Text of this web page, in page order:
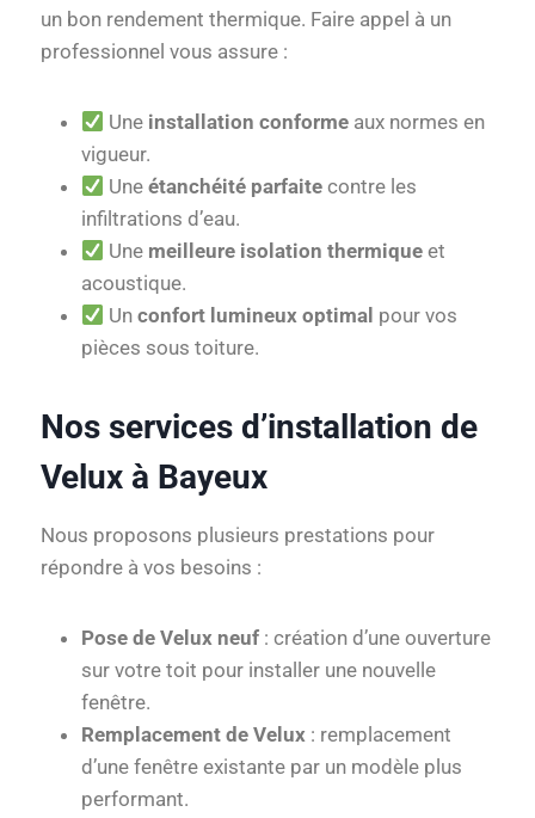
un bon rendement thermique. Faire appel à un
professionnel vous assure :
Une installation conforme aux normes en
vigueur.
Uneétanchéité parfaite contre les
infiltrations d’eau.
Une meilleure isolation thermique et
acoustique.
Unconfort lumineux optimal pour vos
pièces sous toiture.
Nos services d’installation de
Velux à Bayeux
Nous proposons plusieurs prestations pour
répondre à vos besoins :
Pose de Velux neuf : création d’une ouverture
sur votre toit pour installer une nouvelle
fenêtre.
Remplacement de Velux : remplacement
d’une fenêtre existante par un modèle plus
performant.